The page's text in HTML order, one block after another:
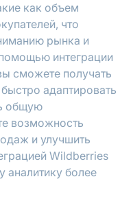
как объем
что
рынка и
интеграции
сможете получать
адаптировать
общую
возможность
и улучшить
Wildberries
аналитику более